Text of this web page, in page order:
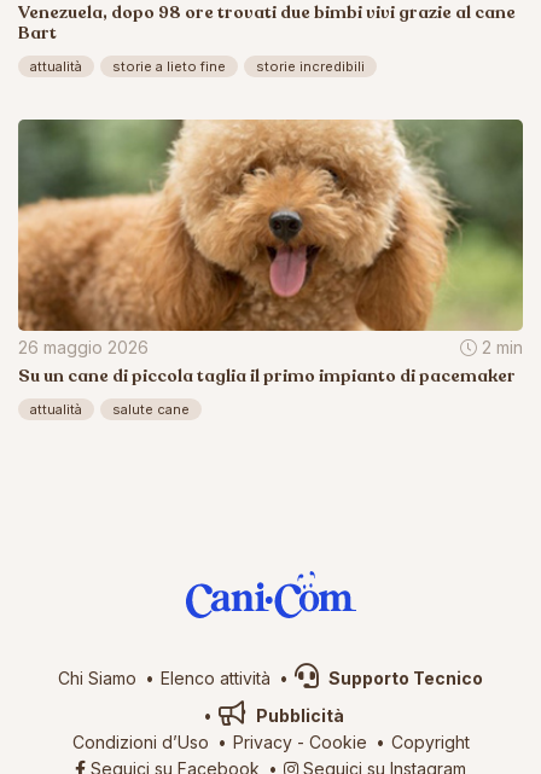
Venezuela, dopo 98 ore trovati due bimbi vivi grazie al cane
Bart
attualità storie a lieto fine storie incredibili
26 maggio 2026 2 min
Su un cane di piccola taglia il primo impianto di pacemaker
attualità salute cane
Chi Siamo Elenco attività
Supporto Tecnico
Pubblicità
Condizioni d’Uso
Privacy- Cookie
Copyright
Seguici su Facebook
Seguici su Instagram